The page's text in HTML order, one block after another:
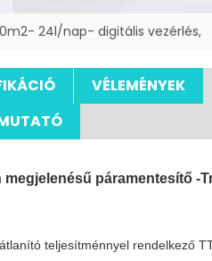
24l/nap- digitális vezérlés,
VÉLEMÉNYEK
megjelenésű páramentesítő -
teljesítménnyel rendelkező